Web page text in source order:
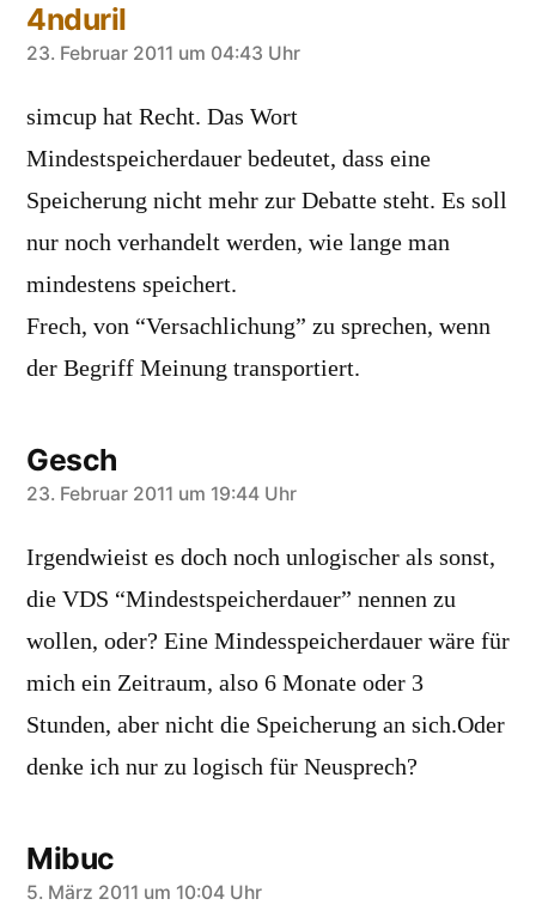
4nduril
sagt:
23. Februar 2011 um 04:43 Uhr
simcup hat Recht. Das Wort
Mindestspeicherdauer bedeutet, dass eine
Speicherung nicht mehr zur Debatte steht. Es soll
nur noch verhandelt werden, wie lange man
mindestens speichert.
Frech, von “Versachlichung” zu sprechen, wenn
der Begriff Meinung transportiert.
Gesch
sagt:
23. Februar 2011 um 19:44 Uhr
Irgendwieist es doch noch unlogischer als sonst,
die VDS “Mindestspeicherdauer” nennen zu
wollen, oder? Eine Mindesspeicherdauer wäre für
mich ein Zeitraum, also 6 Monate oder 3
Stunden, aber nicht die Speicherung an sich.Oder
denke ich nur zu logisch für Neusprech?
Mibuc
sagt:
5. März 2011 um 10:04 Uhr